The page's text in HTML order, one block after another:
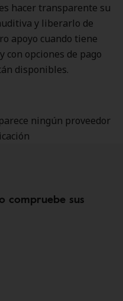
hacer transparente su
y liberarlo de
apoyo cuando tiene
con opciones de pago
disponibles.
ningún proveedor
compruebe sus